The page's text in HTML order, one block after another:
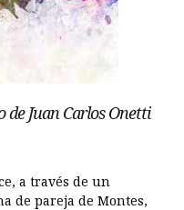
de Juan Carlos Onetti
a través de un
de pareja de Montes,